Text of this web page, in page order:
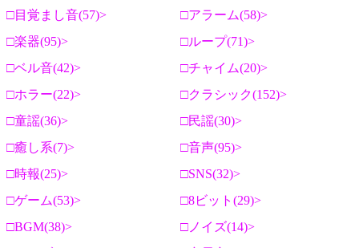
目覚まし音(57)
アラーム(58)
楽器(95)
ループ(71)
ベル音(42)
チャイム(20)
ホラー(22)
クラシック(152)
童謡(36)
民謡(30)
癒し系(7)
音声(95)
時報(25)
SNS(32)
ゲーム(53)
8ビット(29)
BGM(38)
ノイズ(14)